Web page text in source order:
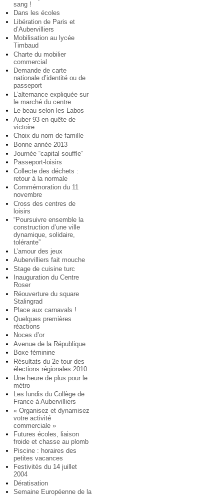
sang !
Dans les écoles
Libération de Paris et
d’Aubervilliers
Mobilisation au lycée
Timbaud
Charte du mobilier
commercial
Demande de carte
nationale d’identité ou de
passeport
L’alternance expliquée sur
le marché du centre
Le beau selon les Labos
Auber 93 en quête de
victoire
Choix du nom de famille
Bonne année 2013
Journée “capital souffle”
Passeport-loisirs
Collecte des déchets :
retour à la normale
Commémoration du 11
novembre
Cross des centres de
loisirs
“Poursuivre ensemble la
construction d’une ville
dynamique, solidaire,
tolérante”
L’amour des jeux
Aubervilliers fait mouche
Stage de cuisine turc
Inauguration du Centre
Roser
Réouverture du square
Stalingrad
Place aux carnavals !
Quelques premières
réactions
Noces d’or
Avenue de la République
Boxe féminine
Résultats du 2e tour des
élections régionales 2010
Une heure de plus pour le
métro
Les lundis du Collège de
France à Aubervilliers
« Organisez et dynamisez
votre activité
commerciale »
Futures écoles, liaison
froide et chasse au plomb
Piscine : horaires des
petites vacances
Festivités du 14 juillet
2004
Dératisation
Semaine Européenne de la